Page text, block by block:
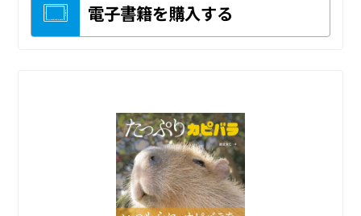
電子書籍を購入する